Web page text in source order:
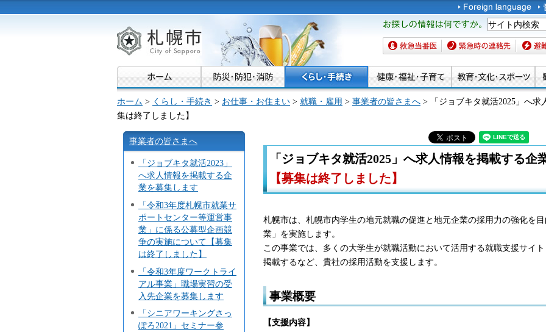
札幌市
お探しの情報は何です
か。
救急当番医 緊急時の連絡先 避難場
ホーム > くらし・手続き > お仕事・お住まい > 就職・雇用 > 事業者の皆さまへ > 「ジョブキタ就活2025」へ
集は終了しました】
事業者の皆さまへ
「ジョブキタ就活2023」
へ求人情報を掲載する企
業を募集します
「令和3年度札幌市就業サ
ポートセンター等運営事
業」に係る公募型企画競
争の実施について【募集
は終了しました】
「令和3年度ワークトライ
アル事業」職場実習の受
入先企業を募集します
「シニアワーキングさっ
ぽろ2021」セミナー参
「ジョブキタ就活2025」へ求人情報を掲載する企
【募集は終了しました】
札幌市は、札幌市内学生の地元就職の促進と地元企業の採用力の強化を
業」を実施します。
この事業では、多くの大学生が就職活動において活用する就職支援サイ
掲載するなど、貴社の採用活動を支援します。
事業概要
【支援内容】